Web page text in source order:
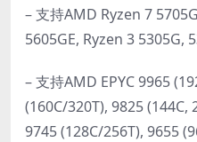
– 支持AMD Ryzen 7
5605GE, Ryzen 3 5305G,
– 支持AMD EPYC 9965
(160C/320T), 9825 (144C,
9745 (128C/256T), 9655